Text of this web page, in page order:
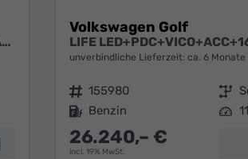
Limited (Life+) KAMERA+LED+VICO+ACC+17'' ALU
Fahrzeug parken
Volkswagen Golf
LIFE
unverbindliche Lieferzeit: ca. 6 Monate
Fahrzeugnr. 155980 Getriebe
Kraftstoff Benzin Leistung
26.240,– €
incl. 19% MwSt.